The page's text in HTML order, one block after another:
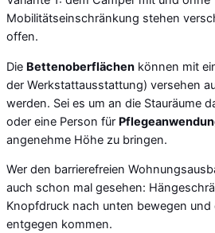
Mobilitätseinschränkung stehen
offen.
Die Bettenoberflächen können mit
der Werkstattausstattung) versehen
werden. Sei es um an die Stauräume
oder eine Person für
angenehme Höhe zu bringen.
Wer den barrierefreien
auch schon mal gesehen:
Knopfdruck nach unten bewegen und
entgegen kommen.